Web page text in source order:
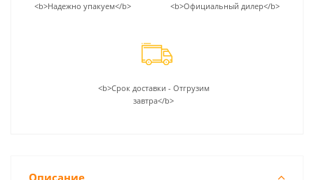
<b>Надежно упакуем</b> <b>Официальный дилер</b>
<b>Срок доставки - Отгрузим
завтра</b>
Описание